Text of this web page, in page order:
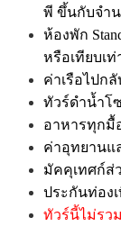
พี ขึ้นกับจำ
ห้องพัก
หรือเทียบเ
ค่าเรือไปกลั
ทัวร์ดำน้ำโ
อาหารทุกมื้
ค่าอุทยานแ
มัคคุเทศก์ส่
ประกันท่องเ
ทัวร์นี้ไม่รว